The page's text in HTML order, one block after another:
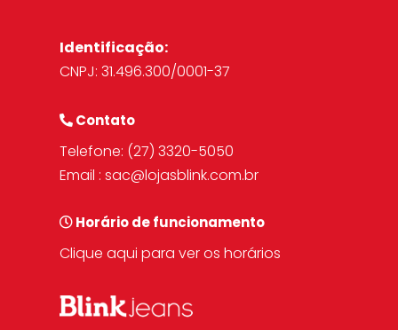
Identificação:
CNPJ: 31.496.300/0001-37
Contato
Telefone: (27) 3320-5050
Email :sac@lojasblink.com.br
Horário de funcionamento
Clique aqui para ver os horários